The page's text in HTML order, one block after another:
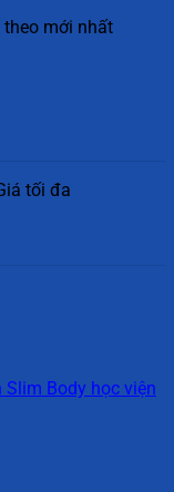
mới nhất
tối đa
Body học viện